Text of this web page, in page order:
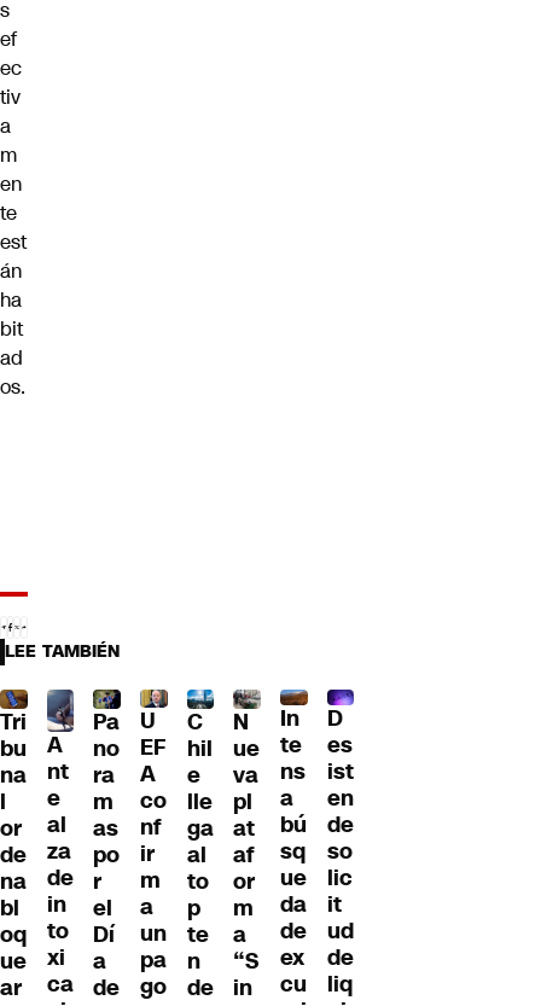
s
ef
ec
tiv
a
m
en
te
est
án
ha
bit
ad
os.
LEE TAMBIÉN
Tri
bu
na
l
or
de
na
bl
oq
ue
ar
A
nt
e
al
za
de
in
to
xi
ca
Pa
no
ra
m
as
po
r
el
Dí
a
de
U
EF
A
co
nf
ir
m
a
un
pa
go
C
hil
e
lle
ga
al
to
p
te
n
de
N
ue
va
pl
at
af
or
m
a
“S
in
In
te
ns
a
bú
sq
ue
da
de
ex
cu
D
es
ist
en
de
so
lic
it
ud
de
liq